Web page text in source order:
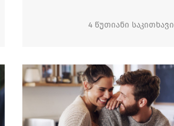
4 წუთიანი საკითხავი